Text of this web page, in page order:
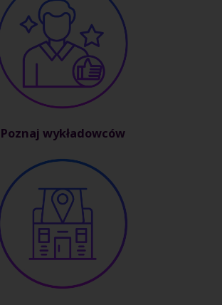
Poznaj wykładowców